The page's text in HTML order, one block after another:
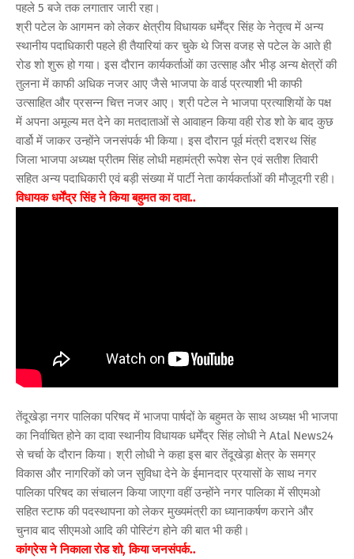
पहले 5 बजे तक लगातार जारी रहा।
श्री पटेल के आगमन को लेकर क्षेत्रीय विधायक धर्मेंद्र सिंह के नेतृत्व में अन्य
स्थानीय पदाधिकारी पहले ही तैयारियां कर चुके थे जिस वजह से पटेल के आते ही
रोड शो शुरू हो गया। इस दौरान कार्यकर्ताओं का उत्साह और भीड़ अन्य क्षेत्रों की
तुलना में काफी अधिक नजर आए जैसे भाजपा के वार्ड प्रत्याशी भी काफी
उत्साहित और प्रसन्न चित्त नजर आए। श्री पटेल ने भाजपा प्रत्याशियों के पक्ष
में अपना अमूल्य मत देने का मतदाताओं से आवाहन किया वही रोड शो के बाद कुछ
वार्डो में जाकर उन्होंने जनसंपर्क भी किया। इस दौरान पूर्व मंत्री दशरथ सिंह
जिला भाजपा अध्यक्ष प्रीतम सिंह लोधी महामंत्री रूपेश सेन एवं सतीश तिवारी
सहित अन्य पदाधिकारी एवं बड़ी संख्या में पार्टी नेता कार्यकर्ताओं की मौजूदगी रही।
विधायक धर्मेंद्र सिंह ने किया बहुमत का दावा..
तेंदूखेड़ा नगर पालिका परिषद में भाजपा पार्षदों के बहुमत के साथ अध्यक्ष भी भाजपा
का निर्वाचित होने का दावा स्थानीय विधायक धर्मेंद्र सिंह लोधी ने Atal News24
से चर्चा के दौरान किया। श्री लोधी ने कहा इस बार तेंदूखेड़ा क्षेत्र के समग्र
विकास और नागरिकों को जन सुविधा देने के ईमानदार प्रयासों के साथ नगर
पालिका परिषद का संचालन किया जाएगा वहीं उन्होंने नगर पालिका में सीएमओ
सहित स्टाफ की पदस्थापना को लेकर मुख्यमंत्री का ध्यानाकर्षण कराने और
चुनाव बाद सीएमओ आदि की पोस्टिंग होने की बात भी कही।
कांग्रेस ने निकाला रोड शो, किया जनसंपर्क..